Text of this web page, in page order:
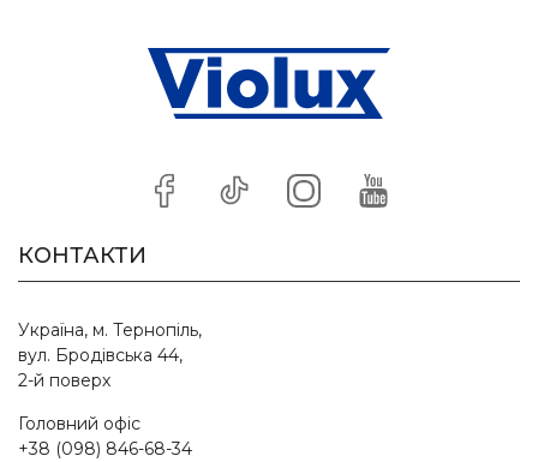
КОНТАКТИ
Україна, м. Тернопіль,
вул. Бродівська 44,
2-й поверх
Головний офіс
+38 (098) 846-68-34